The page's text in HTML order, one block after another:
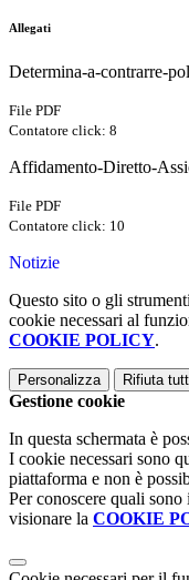
Allegati
Determina-a-contrarre-
File PDF
Contatore click: 8
Affidamento-Diretto-
File PDF
Contatore click: 10
Notizie
Questo sito o gli
cookie necessari al
COOKIE POLICY.
Personalizza Rifiuta
Gestione cookie
In questa schermata è
I cookie necessari sono
piattaforma e non è
Per conoscere quali
visionare la COOKIE